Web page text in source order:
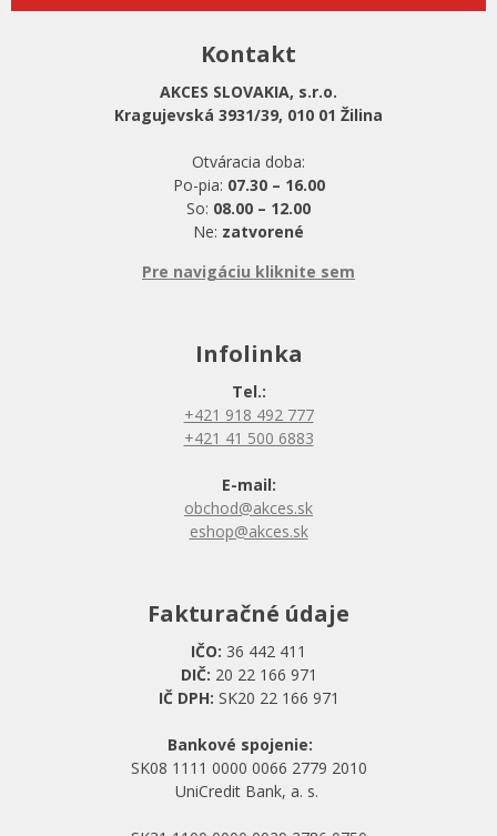
Kontakt
AKCES SLOVAKIA, s.r.o.
Kragujevská 3931/39, 010 01 Žilina
Otváracia doba:
Po-pia: 07.30 – 16.00
So: 08.00 – 12.00
Ne: zatvorené
Pre navigáciu kliknite sem
Infolinka
Tel.:
+421 918 492 777
+421 41 500 6883
E-mail:
obchod@akces.sk
eshop@akces.sk
Fakturačné údaje
IČO: 36 442 411
DIČ: 20 22 166 971
IČ DPH: SK20 22 166 971
Bankové spojenie:
SK08 1111 0000 0066 2779 2010
UniCredit Bank, a. s.